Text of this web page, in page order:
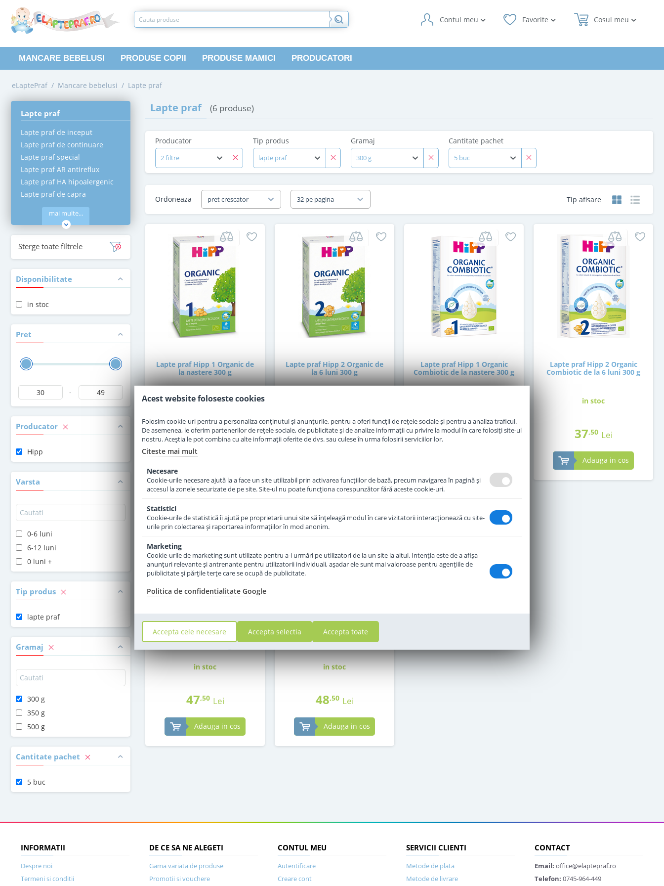
Cosul meu
Favorite
Contul meu
MANCARE BEBELUSI PRODUSE COPII PRODUSE MAMICI PRODUCATORI
eLaptePraf / Mancare bebelusi / Lapte praf
Lapte praf
Lapte praf de inceput
Lapte praf de continuare
Lapte praf special
Lapte praf AR antireflux
Lapte praf HA hipoalergenic
Lapte praf de capra
mai multe...
Sterge toate filtrele
Disponibilitate
in stoc
Pret
-
Producator
Hipp
Varsta
0-6 luni
6-12 luni
0 luni +
Tip produs
lapte praf
Gramaj
300 g
350 g
500 g
Cantitate pachet
5 buc
Lapte praf (6 produse)
Producator
2 filtre
Tip produs
lapte praf
Gramaj
300 g
Cantitate pachet
5 buc
Tip afisare
Ordoneaza pret crescator 32 pe pagina
Lapte praf Hipp 1 Organic de
la nastere 300 g
in stoc
30,00 Lei
Lapte praf Hipp 2 Organic de
la 6 luni 300 g
30,00 Lei
Lapte praf Hipp 1 Organic
Combiotic de la nastere 300 g
36,50 Lei
Lapte praf Hipp 2 Organic
Combiotic de la 6 luni 300 g
in stoc
37,50 Lei
Adauga in cos
Lapte praf Hipp Comfort
pentru colici si constipatie de
in stoc
47,50 Lei
Adauga in cos
Lapte praf Hipp AR antireflux
de la nastere 300 g
in stoc
48,50 Lei
Adauga in cos
INFORMATII
Despre noi
Termeni si conditii
DE CE SA NE ALEGETI
Gama variata de produse
Promotii si vouchere
CONTUL MEU
Autentificare
Creare cont
SERVICII CLIENTI
Metode de plata
Metode de livrare
CONTACT
Email: office@elaptepraf.ro
Telefon: 0745-964-449
Acest website foloseste cookies
Folosim cookie-uri pentru a personaliza conținutul și anunțurile, pentru a oferi funcții de rețele sociale și pentru a analiza traficul.
De asemenea, le oferim partenerilor de rețele sociale, de publicitate și de analize informații cu privire la modul în care folosiți site-ul
nostru. Aceștia le pot combina cu alte informații oferite de dvs. sau culese în urma folosirii serviciilor lor.
Citeste mai mult
Necesare
Cookie-urile necesare ajută la a face un site utilizabil prin activarea funcţiilor de bază, precum navigarea în pagină şi
accesul la zonele securizate de pe site. Site-ul nu poate funcţiona corespunzător fără aceste cookie-uri.
Statistici
Cookie-urile de statistică îi ajută pe proprietarii unui site să înţeleagă modul în care vizitatorii interacţionează cu site-
urile prin colectarea şi raportarea informaţiilor în mod anonim.
Marketing
Cookie-urile de marketing sunt utilizate pentru a-i urmări pe utilizatori de la un site la altul. Intenţia este de a afişa
anunţuri relevante şi antrenante pentru utilizatorii individuali, aşadar ele sunt mai valoroase pentru agenţiile de
puiblicitate şi părţile terţe care se ocupă de publicitate.
Politica de confidentialitate Google
Accepta cele necesare Accepta selectia Accepta toate